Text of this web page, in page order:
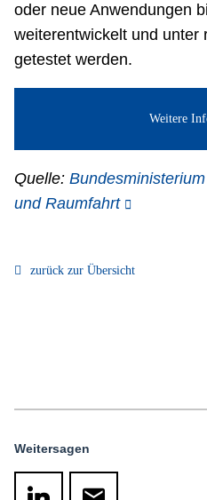
oder neue Anwendungen
weiterentwickelt und unter
getestet werden.
Weitere
Quelle:
und Raumfahrt
zurück zur Übersicht
Weitersagen